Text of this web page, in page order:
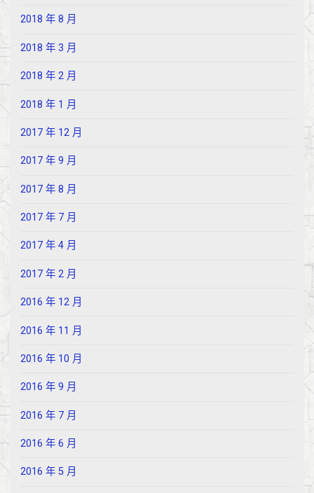
2018 年 8 月
2018 年 3 月
2018 年 2 月
2018 年 1 月
2017 年 12 月
2017 年 9 月
2017 年 8 月
2017 年 7 月
2017 年 4 月
2017 年 2 月
2016 年 12 月
2016 年 11 月
2016 年 10 月
2016 年 9 月
2016 年 7 月
2016 年 6 月
2016 年 5 月